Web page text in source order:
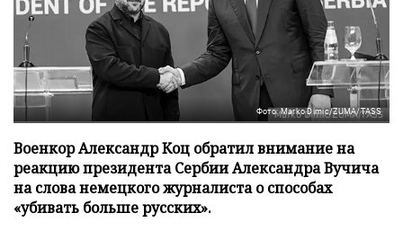
Фото: Marko Dimic/ZUMA/TASS
Военкор Александр Коц обратил внимание на
реакцию президента Сербии Александра Вучича
на слова немецкого журналиста о способах
«убивать больше русских».